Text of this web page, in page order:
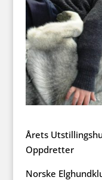
Årets
Oppdretter
Norske